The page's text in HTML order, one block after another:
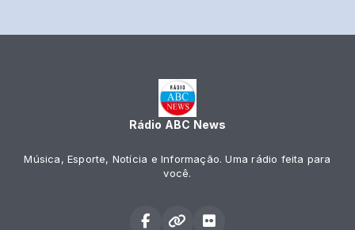
Rádio ABC News
Música, Esporte, Notícia e Informação. Uma rádio feita para
você.